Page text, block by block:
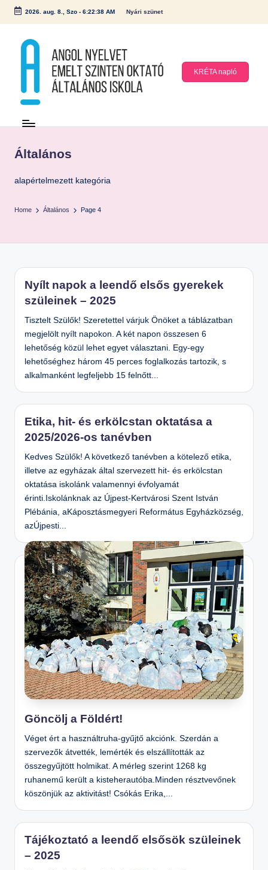
Skip
2026. aug. 8., Szo- 6:22:39 AM Nyári szünet
n
g
N
el
et
m
el
S
zi
n
te
O
kt
ó
Á
lt
al
á
n
o
s
Is
k
ol
a
KRÉTA napló
Általános
alapértelmezett kategória
Home Általános Page 4
Nyílt napok a leendő elsős gyerekek
szüleinek – 2025
Tisztelt Szülők! Szeretettel várjuk Önöket a táblázatban
megjelölt nyílt napokon. A két napon összesen 6
lehetőség közül lehet egyet választani. Egy-egy
lehetőséghez három 45 perces foglalkozás tartozik, s
alkalmanként legfeljebb 15 felnőtt...
Etika, hit- és erkölcstan oktatása a
2025/2026-os tanévben
Kedves Szülők! A következő tanévben a kötelező etika,
illetve az egyházak által szervezett hit- és erkölcstan
oktatása iskolánk valamennyi évfolyamát
érinti.Iskolánknak az Újpest-Kertvárosi Szent István
Plébánia, aKáposztásmegyeri Református Egyházközség,
azÚjpesti...
Göncölj a Földért!
Véget ért a használtruha-gyűjtő akciónk. Szerdán a
szervezők átvették, lemérték és elszállították az
összegyűjtött holmikat. A mérleg szerint 1268 kg
ruhanemű került a kisteherautóba.Minden résztvevőnek
köszönjük az aktivitást! Csókás Erika,...
Tájékoztató a leendő elsősök szüleinek
– 2025